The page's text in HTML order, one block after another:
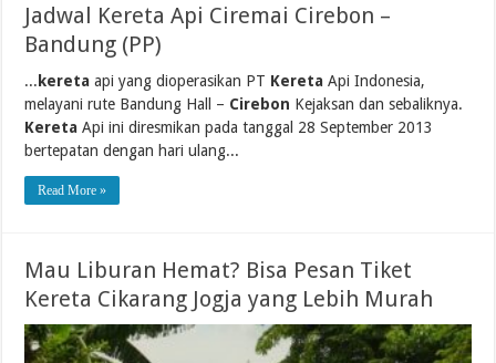
Jadwal Kereta Api Ciremai Cirebon –
Bandung (PP)
... kereta api yang dioperasikan PT Kereta Api Indonesia,
melayani rute Bandung Hall – Cirebon Kejaksan dan sebaliknya.
Kereta Api ini diresmikan pada tanggal 28 September 2013
bertepatan dengan hari ulang...
Read More »
Mau Liburan Hemat? Bisa Pesan Tiket
Kereta Cikarang Jogja yang Lebih Murah